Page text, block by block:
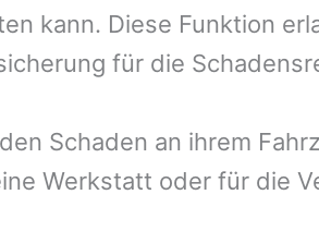
kann. Diese Funktion
für die
Schaden an ihrem
Werkstatt oder für die